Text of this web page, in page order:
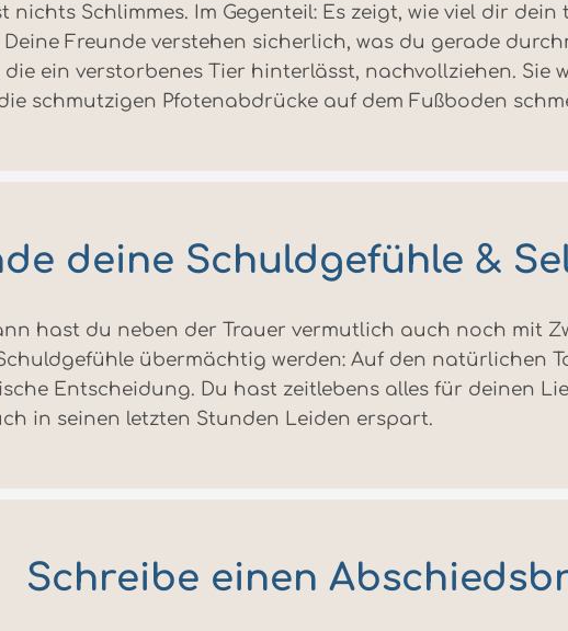
nichts Schlimmes. Im Gegenteil: Es zeigt, wie viel dir
Freunde verstehen sicherlich, was du gerade
ein verstorbenes Tier hinterlässt, nachvollziehen. Sie
schmutzigen Pfotenabdrücke auf dem Fußboden
deine Schuldgefühle &
hast du neben der Trauer vermutlich auch noch mit
übermächtig werden: Auf den natürlichen
Entscheidung. Du hast zeitlebens alles für deinen
in seinen letzten Stunden Leiden erspart.
Schreibe einen